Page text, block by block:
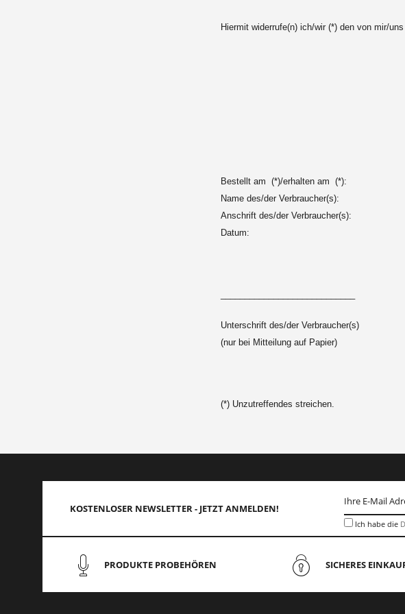
Hiermit widerrufe(n) ich/wir (*) den von mir/
Bestellt am (*)/erhalten am (*):
Name des/der Verbraucher(s):
Anschrift des/der Verbraucher(s):
Datum:
Unterschrift des/der Verbraucher(s)
(nur bei Mitteilung auf Papier)
(*) Unzutreffendes streichen.
KOSTENLOSER NEWSLETTER - JETZT ANMELDEN!
Ich habe die
PRODUKTE PROBEHÖREN SICHERES